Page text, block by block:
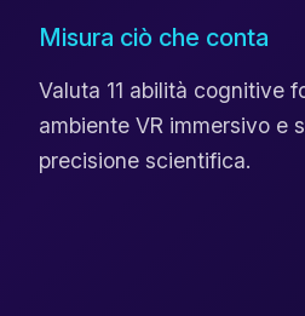
Misura ciò che conta
Valuta 11 abilità cognitive
ambiente VR immersivo e
precisione scientifica.